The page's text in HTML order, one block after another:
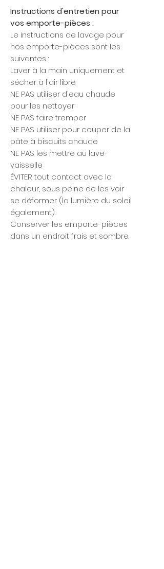
Instructions d'entretien pour
vos emporte-pièces :
Le instructions de lavage pour
nos emporte-pièces sont les
suivantes :
Laver à la main uniquement et
sécher à l'air libre
NE PAS utiliser d'eau chaude
pour les nettoyer
NE PAS faire tremper
NE PAS utiliser pour couper de la
pâte à biscuits chaude
NE PAS les mettre au lave-
vaisselle
ÉVITER tout contact avec la
chaleur, sous peine de les voir
se déformer (la lumière du soleil
également).
Conserver les emporte-pièces
dans un endroit frais et sombre.